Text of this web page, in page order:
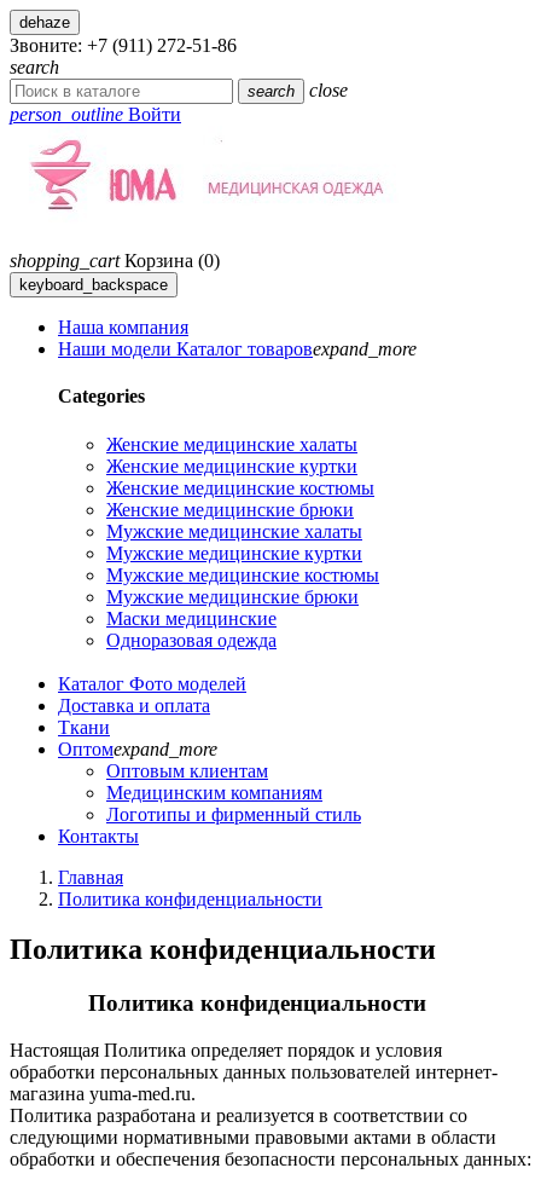
dehaze
Звоните: +7 (911) 272-51-86
search
search
close
person_outline Войти
shopping_cart Корзина (0)
keyboard_backspace
Наша компания
Наши модели Каталог товаровexpand_more
Categories
Женские медицинские халаты
Женские медицинские куртки
Женские медицинские костюмы
Женские медицинские брюки
Мужские медицинские халаты
Мужские медицинские куртки
Мужские медицинские костюмы
Мужские медицинские брюки
Маски медицинские
Одноразовая одежда
Каталог Фото моделей
Доставка и оплата
Ткани
Оптомexpand_more
Оптовым клиентам
Медицинским компаниям
Логотипы и фирменный стиль
Контакты
Главная
Политика конфиденциальности
Политика конфиденциальности
Политика конфиденциальности
Настоящая Политика определяет порядок и условия
обработки персональных данных пользователей интернет-
магазина yuma-med.ru.
Политика разработана и реализуется в соответствии со
следующими нормативными правовыми актами в области
обработки и обеспечения безопасности персональных данных: